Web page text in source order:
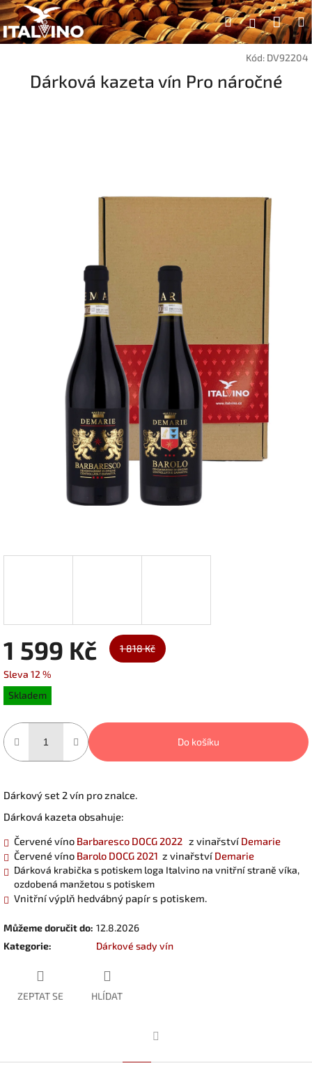
Přejít
na
obsah
Hledat
Kód: DV92204
Dárková kazeta vín Pro náročné
1 599 Kč 1 818 Kč
Sleva 12 %
Měrná
cena:
Skladem
Do košíku
Dárkový set 2 vín pro znalce.
Dárková kazeta obsahuje:
Červené víno Barbaresco DOCG 2022 z vinařství Demarie
Červené víno Barolo DOCG 2021 z vinařství Demarie
Dárková krabička s potiskem loga Italvino na vnitřní straně víka,
ozdobená manžetou s potiskem
Vnitřní výplň hedvábný papír s potiskem.
Můžeme doručit do: 12.8.2026
Kategorie: Dárkové sady vín
ZEPTAT SE HLÍDAT